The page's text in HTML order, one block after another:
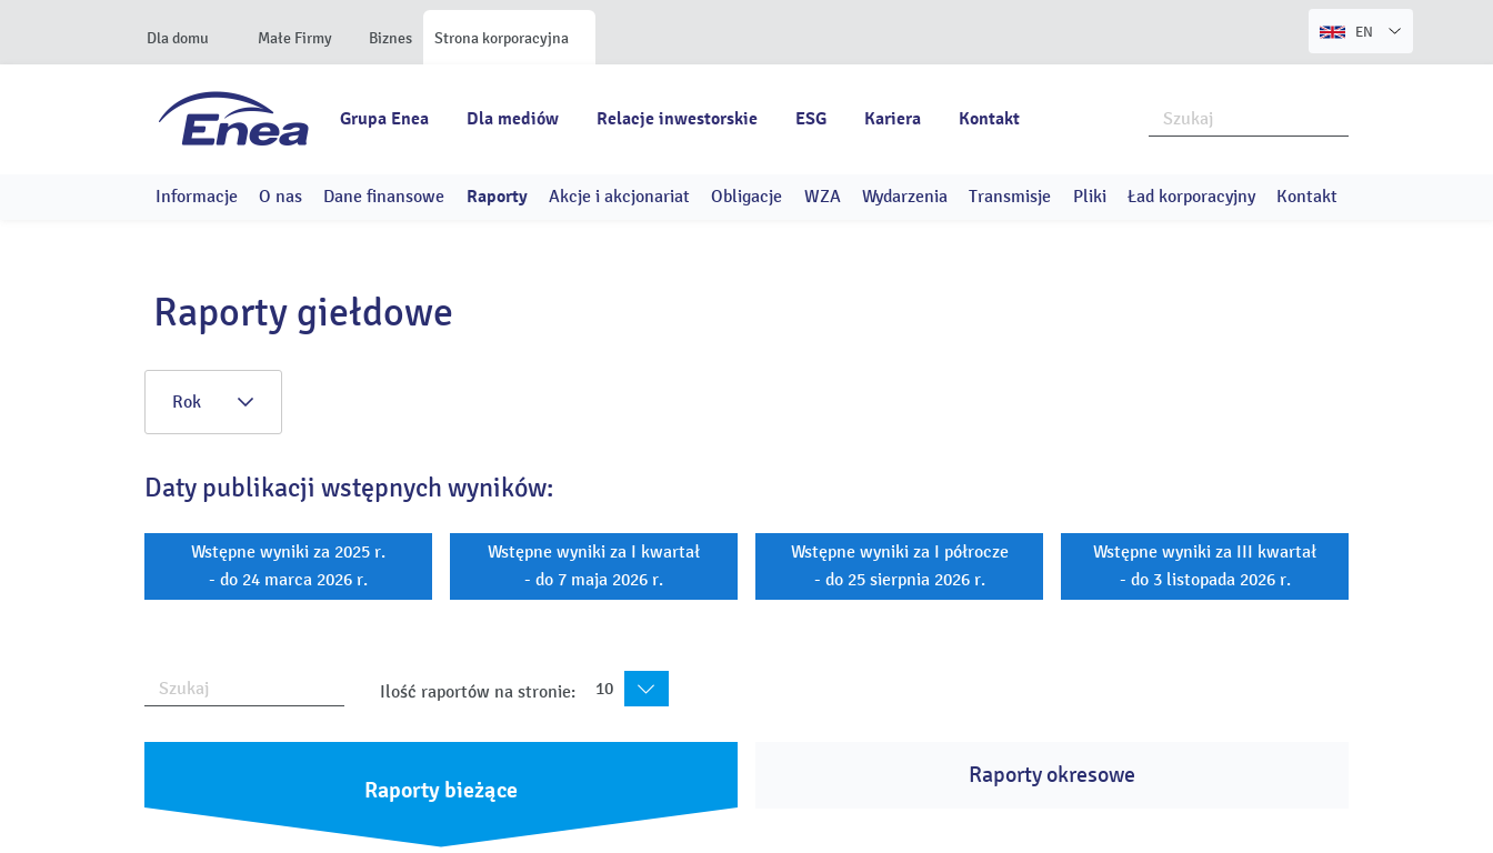
Dla domu Małe Firmy Biznes Strona korporacyjna EN
Grupa Enea Dla mediów Relacje inwestorskie ESG Kariera Kontakt
Informacje O nas Dane finansowe Raporty Akcje i akcjonariat Obligacje WZA Wydarzenia Transmisje Pliki Ład korporacyjny Kontakt
Raporty giełdowe
Rok
Daty publikacji wstępnych wyników:
Wstępne wyniki za 2025 r.
- do 24 marca 2026 r.
Wstępne wyniki za I kwartał
- do 7 maja 2026 r.
Wstępne wyniki za I półrocze
- do 25 sierpnia 2026 r.
Wstępne wyniki za III kwartał
- do 3 listopada 2026 r.
Ilość raportów na stronie: 10
Raporty bieżące
Raporty okresowe